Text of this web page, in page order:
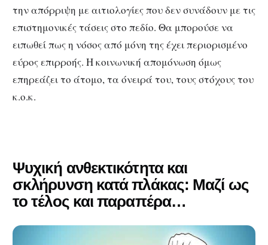
την απόρριψη με αιτιολογίες που δεν συνάδουν με τις
επιστημονικές τάσεις στο πεδίο. Θα μπορούσε να
ειπωθεί πως η νόσος από μόνη της έχει περιορισμένο
εύρος επιρροής. Η κοινωνική απομόνωση όμως
επηρεάζει το άτομο, τα όνειρά του, τους στόχους του
κ.ο.κ.
Ψυχική ανθεκτικότητα και
σκλήρυνση κατά πλάκας: Μαζί ως
το τέλος και παραπέρα…